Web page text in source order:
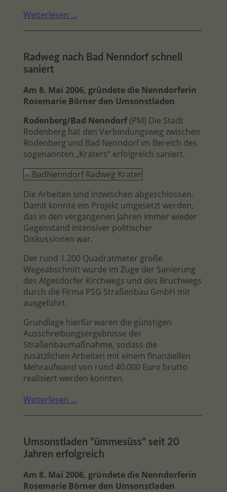
Weiterlesen …
Radweg nach Bad Nenndorf schnell
saniert
Am 8. Mai 2006, gründete die Nenndorferin
Rosemarie Börner den Umsonstladen
Rodenberg/Bad Nenndorf(PM) Die Stadt
Rodenberg hat den Verbindungsweg zwischen
Rodenberg und Bad Nenndorf im Bereich des
sogenannten „Kraters“ erfolgreich saniert.
Die Arbeiten sind inzwischen abgeschlossen.
Damit konnte ein Projekt umgesetzt werden,
das in den vergangenen Jahren immer wieder
Gegenstand intensiver politischer
Diskussionen war.
Der rund 1.200 Quadratmeter große
Wegeabschnitt wurde im Zuge der Sanierung
des Algesdorfer Kirchwegs und des Bruchwegs
durch die Firma PSG Straßenbau GmbH mit
ausgeführt.
Grundlage hierfür waren die günstigen
Ausschreibungsergebnisse der
Straßenbaumaßnahme, sodass die
zusätzlichen Arbeiten mit einem finanziellen
Mehraufwand von rund 40.000 Euro brutto
realisiert werden konnten.
Weiterlesen …
Umsonstladen "ümmesüss" seit 20
Jahren erfolgreich
Am 8. Mai 2006, gründete die Nenndorferin
Rosemarie Börner den Umsonstladen